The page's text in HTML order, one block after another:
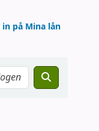
in på Mina lån